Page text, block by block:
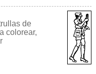
de
colorear,